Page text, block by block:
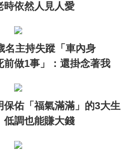
時依然人見人愛
名主持失蹤「車內身
做1事」：還掛念著我
保佑「福氣滿滿」的3大生
調也能賺大錢